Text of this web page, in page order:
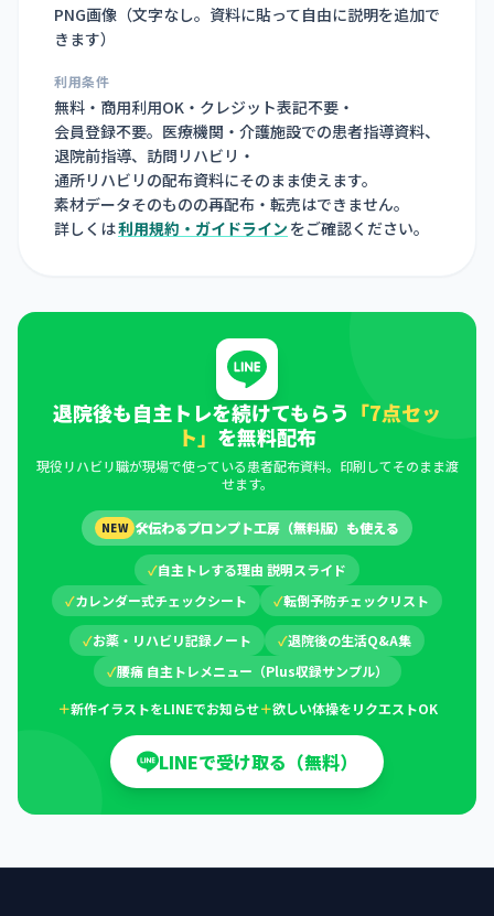
PNG画像（文字なし。資料に貼って自由に説明を追加で
きます）
利用条件
無料・商用利用OK・クレジット表記不要・
会員登録不要。医療機関・介護施設での患者指導資料、
退院前指導、訪問リハビリ・
通所リハビリの配布資料にそのまま使えます。
素材データそのものの再配布・転売はできません。
詳しくは利用規約・ガイドライン をご確認ください。
退院後も自主トレを続けてもらう 「7点セッ
ト」 を無料配布
現役リハビリ職が現場で使っている患者配布資料。印刷してそのまま渡
せます。
NEW 🛠伝わるプロンプト工房（無料版）も使える
✓自主トレする理由 説明スライド
✓カレンダー式チェックシート ✓転倒予防チェックリスト
✓お薬・リハビリ記録ノート ✓退院後の生活Q&A集
✓腰痛 自主トレメニュー（Plus収録サンプル）
＋新作イラストをLINEでお知らせ＋欲しい体操をリクエストOK
LINEで受け取る（無料）